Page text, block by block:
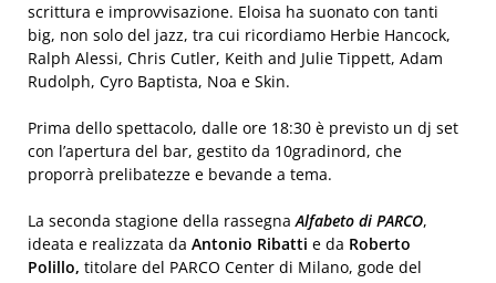
scrittura e improvvisazione. Eloisa ha suonato con tanti
big, non solo del jazz, tra cui ricordiamo Herbie Hancock,
Ralph Alessi, Chris Cutler, Keith and Julie Tippett, Adam
Rudolph, Cyro Baptista, Noa e Skin.
Prima dello spettacolo, dalle ore 18:30 è previsto un dj set
con l’apertura del bar, gestito da 10gradinord, che
proporrà prelibatezze e bevande a tema.
La seconda stagione della rassegnaAlfabeto di PARCO,
ideata e realizzata da Antonio Ribatti e da Roberto
Polillo, titolare del PARCO Center di Milano, gode del